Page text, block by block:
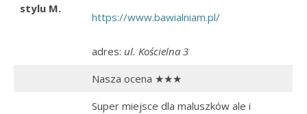
stylu M.
https://www.bawialniam.pl/
adres: ul. Kościelna 3
Nasza ocena ★★★
Super miejsce dla maluszków ale i